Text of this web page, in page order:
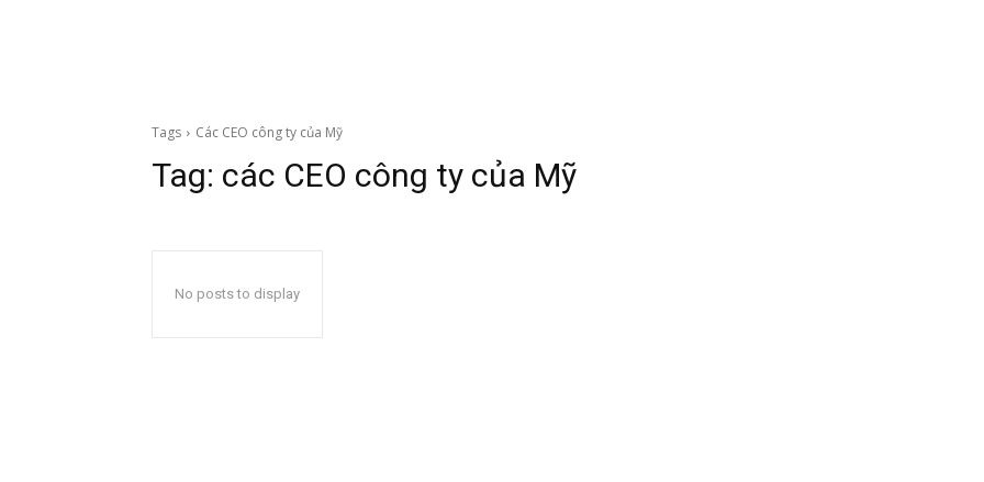
Tags Các CEO công ty của Mỹ
Tag: các CEO công ty của Mỹ
No posts to display